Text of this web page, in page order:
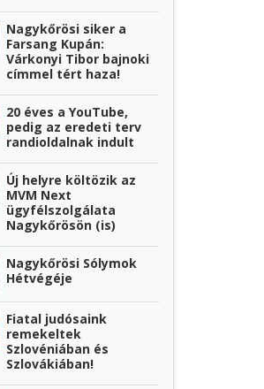
Nagykőrösi siker a
Farsang Kupán:
Várkonyi Tibor bajnoki
címmel tért haza!
20 éves a YouTube,
pedig az eredeti terv
randioldalnak indult
Új helyre költözik az
MVM Next
ügyfélszolgálata
Nagykőrösön (is)
Nagykőrösi Sólymok
Hétvégéje
Fiatal judósaink
remekeltek
Szlovéniában és
Szlovákiában!